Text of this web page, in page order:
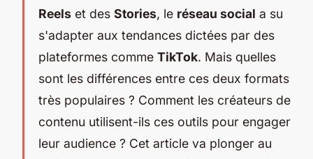
Reels et des Stories, le réseau social a su
s'adapter aux tendances dictées par des
plateformes comme TikTok. Mais quelles
sont les différences entre ces deux formats
très populaires ? Comment les créateurs de
contenu utilisent-ils ces outils pour engager
leur audience ? Cet article va plonger au